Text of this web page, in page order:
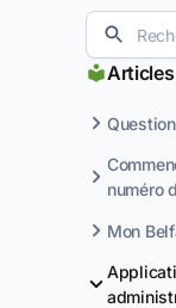
numéro
Mon